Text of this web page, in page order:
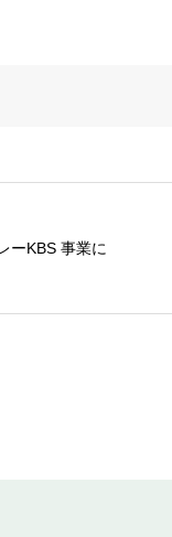
ーKBS 事業に